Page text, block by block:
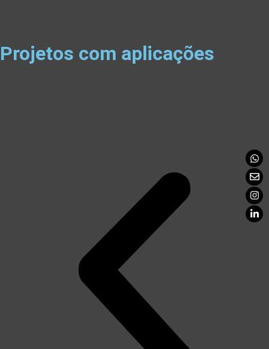
Projetos com aplicações